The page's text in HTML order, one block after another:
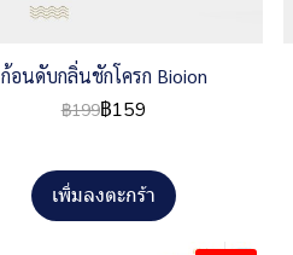
ก้อนดับกลิ่นชักโครก Bioion
฿199฿159
เพิ่มลงตะกร้า